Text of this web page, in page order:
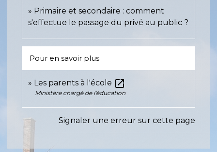
Primaire et secondaire : comment
s'effectue le passage du privé au public ?
Pour en savoir plus
Les parents à l'école open_in_new
Ministère chargé de l'éducation
Signaler une erreur sur cette page